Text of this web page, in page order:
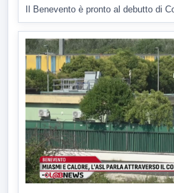
Il Benevento è pronto al debutto di